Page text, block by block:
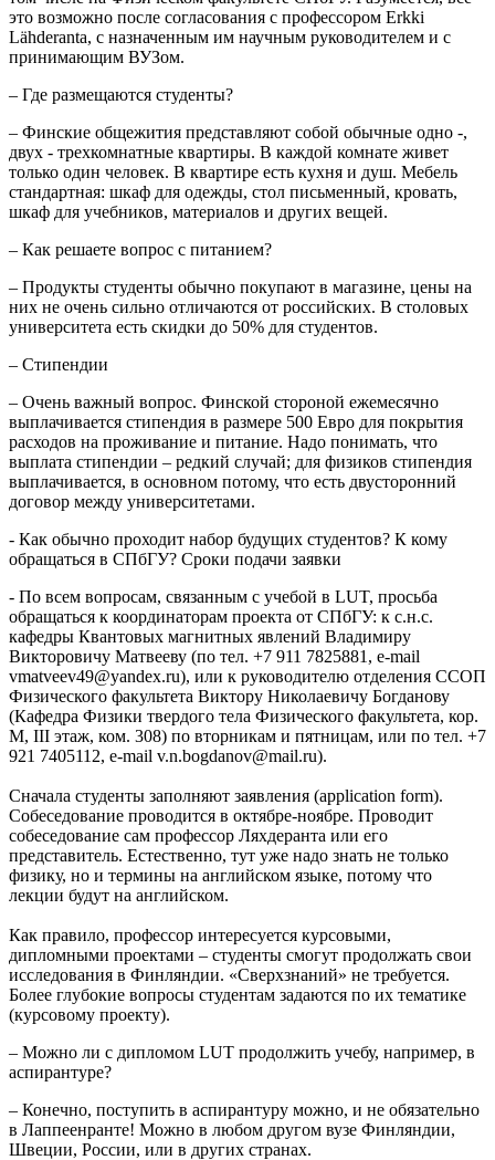
это возможно после согласования с профессором Erkki
Lähderanta, с назначенным им научным руководителем и с
принимающим ВУЗом.
– Где размещаются студенты?
– Финские общежития представляют собой обычные одно -,
двух - трехкомнатные квартиры. В каждой комнате живет
только один человек. В квартире есть кухня и душ. Мебель
стандартная: шкаф для одежды, стол письменный, кровать,
шкаф для учебников, материалов и других вещей.
– Как решаете вопрос с питанием?
– Продукты студенты обычно покупают в магазине, цены на
них не очень сильно отличаются от российских. В столовых
университета есть скидки до 50% для студентов.
– Стипендии
– Очень важный вопрос. Финской стороной ежемесячно
выплачивается стипендия в размере 500 Евро для покрытия
расходов на проживание и питание. Надо понимать, что
выплата стипендии – редкий случай; для физиков стипендия
выплачивается, в основном потому, что есть двусторонний
договор между университетами.
- Как обычно проходит набор будущих студентов? К кому
обращаться в СПбГУ? Сроки подачи заявки
- По всем вопросам, связанным с учебой в LUT, просьба
обращаться к координаторам проекта от СПбГУ: к с.н.с.
кафедры Квантовых магнитных явлений Владимиру
Викторовичу Матвееву (по тел. +7 911 7825881, e-mail
vmatveev49@yandex.ru), или к руководителю отделения ССОП
Физического факультета Виктору Николаевичу Богданову
(Кафедра Физики твердого тела Физического факультета, кор.
М, III этаж, ком. 308) по вторникам и пятницам, или по тел. +7
921 7405112, e-mail v.n.bogdanov@mail.ru).
Сначала студенты заполняют заявления (application form).
Собеседование проводится в октябре-ноябре. Проводит
собеседование сам профессор Ляхдеранта или его
представитель. Естественно, тут уже надо знать не только
физику, но и термины на английском языке, потому что
лекции будут на английском.
Как правило, профессор интересуется курсовыми,
дипломными проектами – студенты смогут продолжать свои
исследования в Финляндии. «Сверхзнаний» не требуется.
Более глубокие вопросы студентам задаются по их тематике
(курсовому проекту).
– Можно ли с дипломом LUT продолжить учебу, например, в
аспирантуре?
– Конечно, поступить в аспирантуру можно, и не обязательно
в Лаппеенранте! Можно в любом другом вузе Финляндии,
Швеции, России, или в других странах.